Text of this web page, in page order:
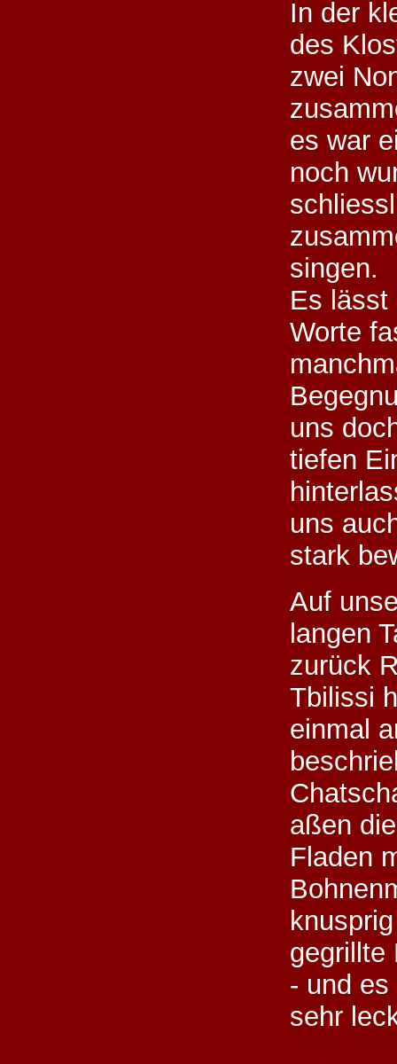
In der
des
zwei
es war
noch
singen.
Es lässt
Worte
uns
tiefen
uns
stark
Auf
langen
zurück
Tbilissi
einmal
aßen
Fladen
gegrillte
- und es
sehr